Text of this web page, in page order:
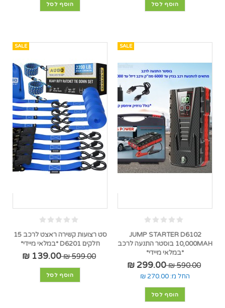
הוסף לסל הוסף לסל
SALE
JUMP STARTER D6102
10,000MAH בוסטר התנעה לרכב
*במלאי מיידי*
590.00 ₪
299.00 ₪
החל מ: 270.00 ₪
הוסף לסל
SALE
סט רצועות קשירה ראצט לרכב 15
חלקים D6201 *במלאי מיידי*
599.00 ₪
139.00 ₪
הוסף לסל